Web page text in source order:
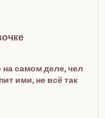
на самом деле, чел
ими, не всё так